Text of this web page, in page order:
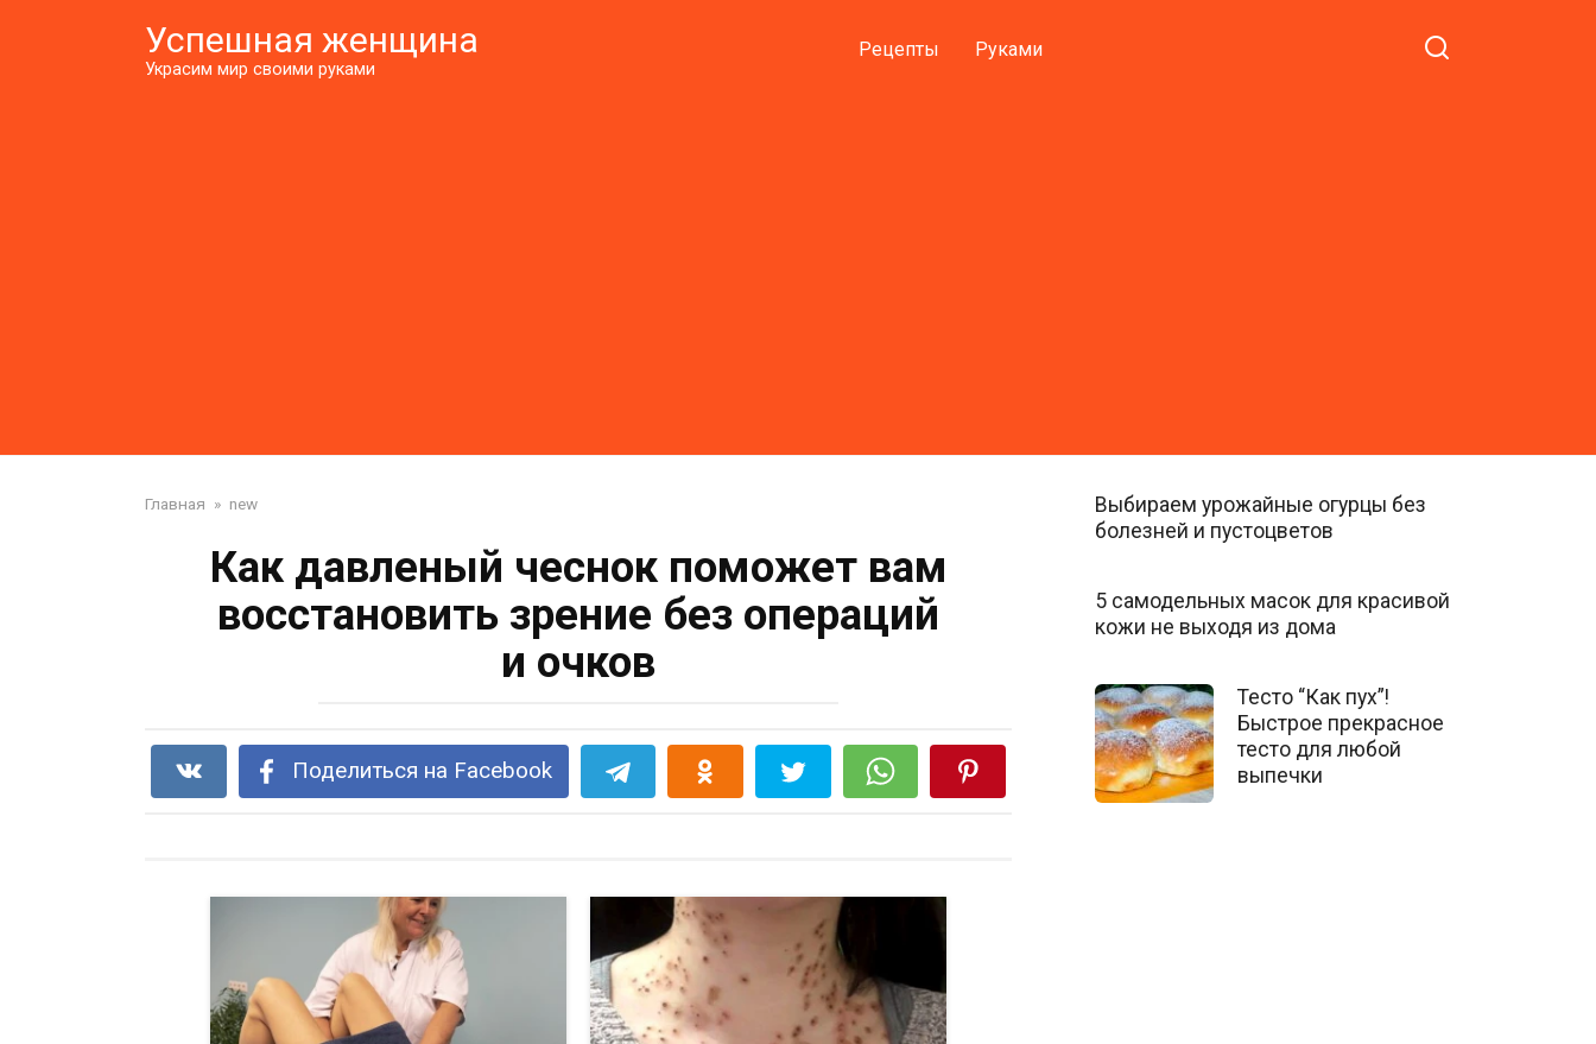
Успешная женщина
Украсим мир своими руками
Рецепты Руками
Главная » new
Как давленый чеснок поможет вам
восстановить зрение без операций
и очков
Поделиться на Facebook
Выбираем урожайные огурцы без
болезней и пустоцветов
5 самодельных масок для красивой
кожи не выходя из дома
Тесто “Как пух”!
Быстрое прекрасное
тесто для любой
выпечки